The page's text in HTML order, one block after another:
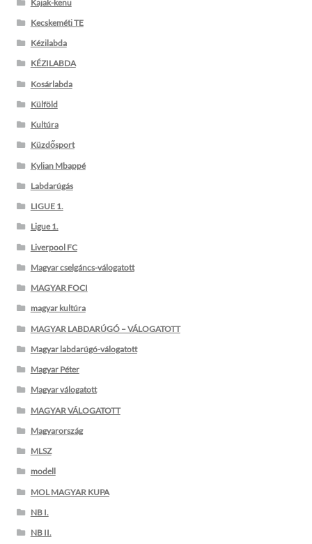
Kajak-kenu
Kecskeméti TE
Kézilabda
KÉZILABDA
Kosárlabda
Külföld
Kultúra
Küzdősport
Kylian Mbappé
Labdarúgás
LIGUE 1.
Ligue 1.
Liverpool FC
Magyar cselgáncs-válogatott
MAGYAR FOCI
magyar kultúra
MAGYAR LABDARÚGÓ – VÁLOGATOTT
Magyar labdarúgó-válogatott
Magyar Péter
Magyar válogatott
MAGYAR VÁLOGATOTT
Magyarország
MLSZ
modell
MOL MAGYAR KUPA
NB I.
NB II.